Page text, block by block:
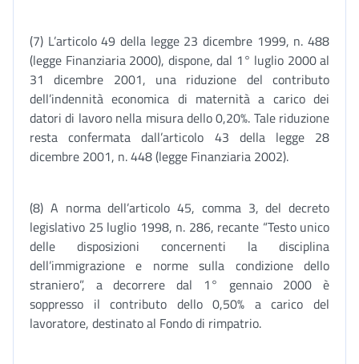
(7) L’articolo 49 della legge 23 dicembre 1999, n. 488
(legge Finanziaria 2000), dispone, dal 1° luglio 2000 al
31 dicembre 2001, una riduzione del contributo
dell’indennità economica di maternità a carico dei
datori di lavoro nella misura dello 0,20%. Tale riduzione
resta confermata dall’articolo 43 della legge 28
dicembre 2001, n. 448 (legge Finanziaria 2002).
(8) A norma dell’articolo 45, comma 3, del decreto
legislativo 25 luglio 1998, n. 286, recante “Testo unico
delle disposizioni concernenti la disciplina
dell’immigrazione e norme sulla condizione dello
straniero”, a decorrere dal 1° gennaio 2000 è
soppresso il contributo dello 0,50% a carico del
lavoratore, destinato al Fondo di rimpatrio.